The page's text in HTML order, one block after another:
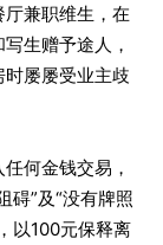
兼职维生，在
生赠予途人，
屡屡受业主歧
何金钱交易，
碍”及“没有牌照
以100元保释离